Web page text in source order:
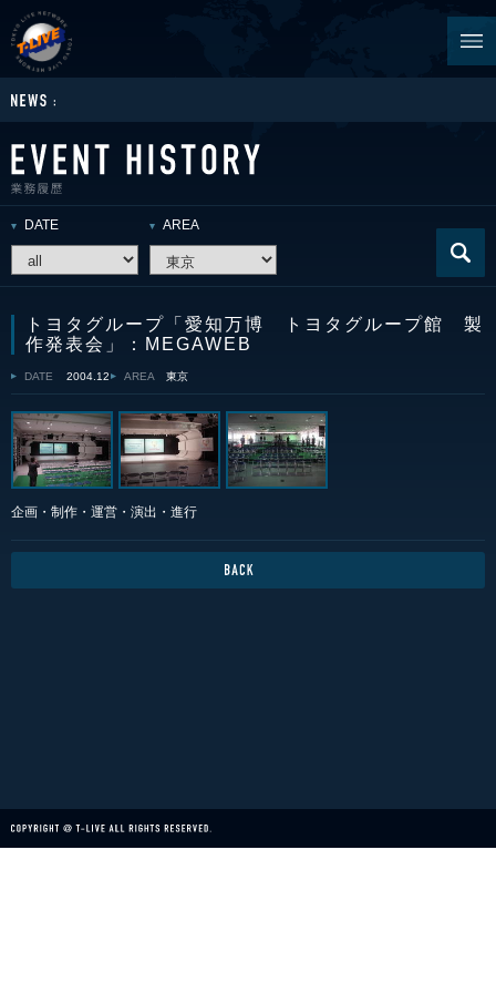
DATE AREA
トヨタグループ「愛知万博 トヨタグループ館 製
作発表会」：MEGAWEB
DATE 2004.12 AREA 東京
企画・制作・運営・演出・進行